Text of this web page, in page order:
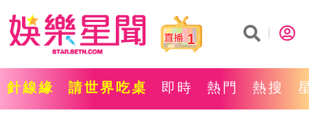
1
針線緣 請世界吃桌 即時 熱門 熱搜